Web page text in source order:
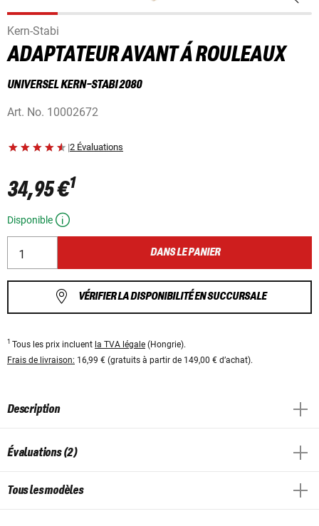
Kern-Stabi
ADAPTATEUR AVANT Á ROULEAUX
UNIVERSEL KERN-STABI 2080
Art. No. 10002672
|2 Évaluations
34,95 €1
Disponible
DANS LE PANIER
VÉRIFIER LA DISPONIBILITÉ EN SUCCURSALE
1 Tous les prix incluent la TVA légale (Hongrie).
Frais de livraison: 16,99 € (gratuits à partir de 149,00 € d’achat).
Description
Évaluations (2)
Tous les modèles